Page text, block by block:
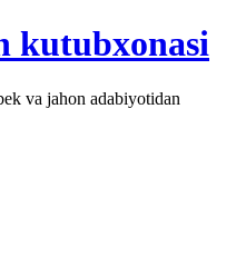
va jahon adabiyotidan